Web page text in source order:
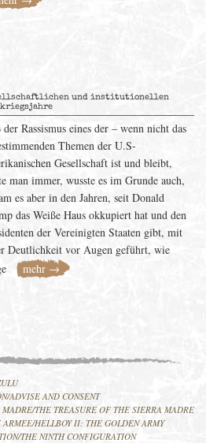
und institutionellen
der Rassismus eines der – wenn nicht das
Themen der U.S-
Gesellschaft ist und bleibt,
man immer, wusste es im Grunde auch,
es aber in den Jahren, seit Donald
das Weiße Haus okkupiert hat und den
der Vereinigten Staaten gibt, mit
Deutlichkeit vor Augen geführt, wie
mehr →
ADVISE AND CONSENT
THE TREASURE OF THE SIERRA MADRE
HELLBOY II: THE GOLDEN ARMY
THE NINTH CONFIGURATION